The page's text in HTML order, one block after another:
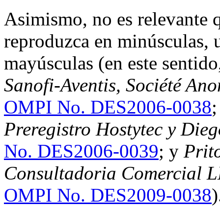
Asimismo, no es relevante
reproduzca en minúsculas,
mayúsculas (en este
Sanofi-Aventis, Société
OMPI No. DES2006-0038
Preregistro Hostytec y
No. DES2006-0039; y
Consultadoria Comercial
OMPI No. DES2009-0038